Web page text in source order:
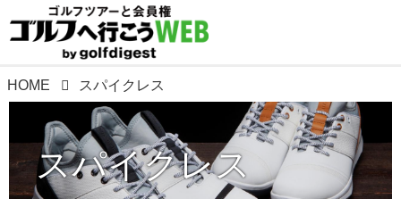
HOME スパイクレス
スパイクレス